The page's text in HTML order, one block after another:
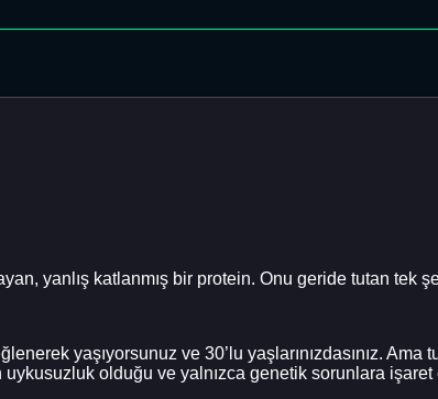
yanlış katlanmış bir protein. Onu geride tutan tek
yaşıyorsunuz ve 30’lu yaşlarınızdasınız.
olduğu ve yalnızca genetik sorunlara